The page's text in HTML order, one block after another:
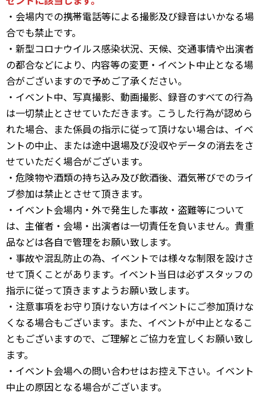
・会場内での携帯電話等による撮影及び録音はいかなる場
合でも禁止です。
・新型コロナウイルス感染状況、天候、交通事情や出演者
の都合などにより、内容等の変更・イベント中止となる場
合がございますので予めご了承ください。
・イベント中、写真撮影、動画撮影、録音のすべての行為
は一切禁止とさせていただきます。こうした行為が認めら
れた場合、また係員の指示に従って頂けない場合は、イベ
ントの中止、または途中退場及び没収やデータの消去をさ
せていただく場合がございます。
・危険物や酒類の持ち込み及び飲酒後、酒気帯びでのライ
ブ参加は禁止とさせて頂きます。
・イベント会場内・外で発生した事故・盗難等について
は、主催者・会場・出演者は一切責任を負いません。貴重
品などは各自で管理をお願い致します。
・事故や混乱防止の為、イベントでは様々な制限を設けさ
せて頂くことがあります。イベント当日は必ずスタッフの
指示に従って頂きますようお願い致します。
・注意事項をお守り頂けない方はイベントにご参加頂けな
くなる場合もございます。また、イベントが中止となるこ
ともございますので、ご理解とご協力を宜しくお願い致し
ます。
・イベント会場への問い合わせはお控え下さい。イベント
中止の原因となる場合がございます。